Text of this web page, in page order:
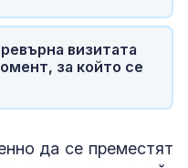
визитата
за който се
да се преместят